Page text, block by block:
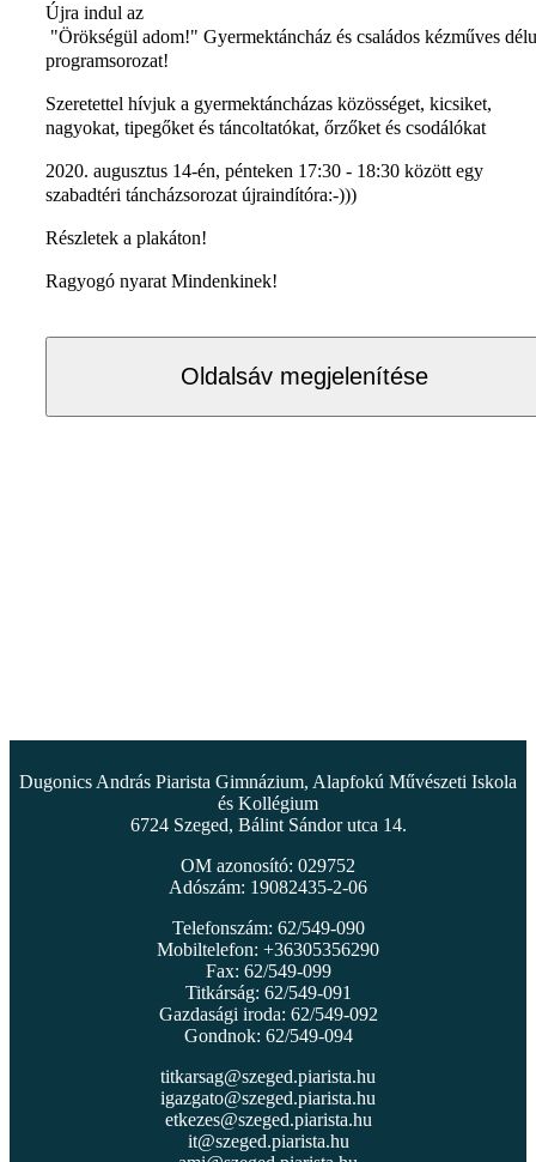
Újra indul az
"Örökségül adom!" Gyermektáncház és családos kézműves
programsorozat!
Szeretettel hívjuk a gyermektáncházas közösséget, kicsiket,
nagyokat, tipegőket és táncoltatókat, őrzőket és csodálókat
2020. augusztus 14-én, pénteken 17:30 - 18:30 között egy
szabadtéri táncházsorozat újraindítóra:-)))
Részletek a plakáton!
Ragyogó nyarat Mindenkinek!
Oldalsáv megjelenítése
Dugonics András Piarista Gimnázium, Alapfokú Művészeti Iskola
és Kollégium
6724 Szeged, Bálint Sándor utca 14.
OM azonosító: 029752
Adószám: 19082435-2-06
Telefonszám: 62/549-090
Mobiltelefon: +36305356290
Fax: 62/549-099
Titkárság: 62/549-091
Gazdasági iroda: 62/549-092
Gondnok: 62/549-094
titkarsag@szeged.piarista.hu
igazgato@szeged.piarista.hu
etkezes@szeged.piarista.hu
it@szeged.piarista.hu